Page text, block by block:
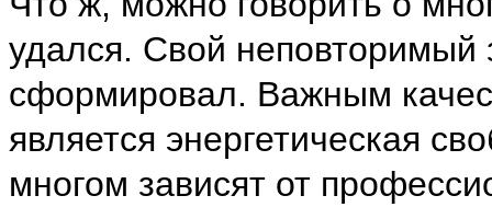
удался. Свой неповторимый
сформировал. Важным
является энергетическая
многом зависят от